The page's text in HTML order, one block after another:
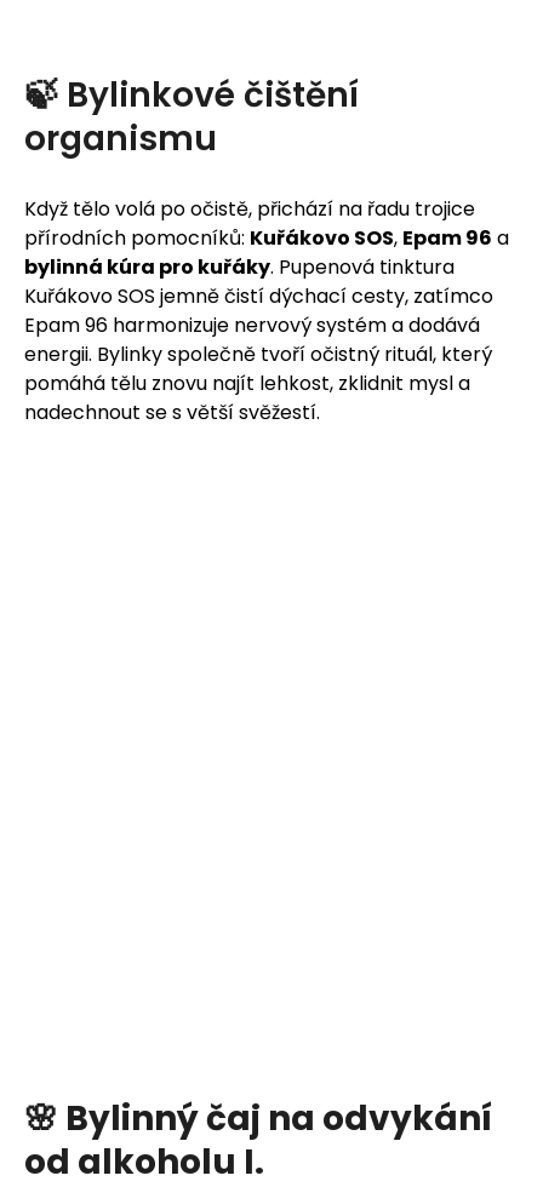
🍃 Bylinkové čištění
organismu
Když tělo volá po očistě, přichází na řadu trojice
přírodních pomocníků: Kuřákovo SOS, Epam 96 a
bylinná kúra pro kuřáky. Pupenová tinktura
Kuřákovo SOS jemně čistí dýchací cesty, zatímco
Epam 96 harmonizuje nervový systém a dodává
energii. Bylinky společně tvoří očistný rituál, který
pomáhá tělu znovu najít lehkost, zklidnit mysl a
nadechnout se s větší svěžestí.
🌸 Bylinný čaj na odvykání
od alkoholu I.